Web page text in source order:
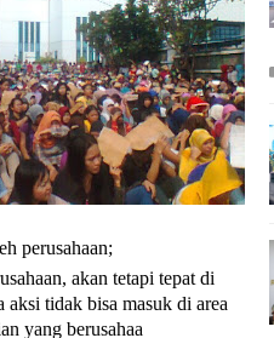
perusahaan;
akan tetapi tepat di
aksi tidak bisa masuk di area
yang berusahaa